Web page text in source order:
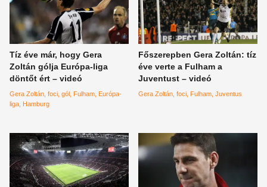
Tíz éve már, hogy Gera
Zoltán gólja Európa-liga
döntőt ért – videó
Gera Zoltán foci gól Fulham Európa-
liga Hamburg
Főszerepben Gera Zoltán: tíz
éve verte a Fulham a
Juventust – videó
Gera Zoltán foci Fulham Juventus